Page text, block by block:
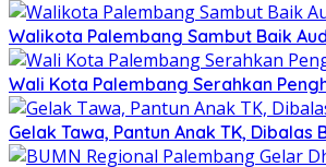
Walikota Palembang Sambut Baik
Wali Kota Palembang Serahkan
Gelak Tawa, Pantun Anak TK,